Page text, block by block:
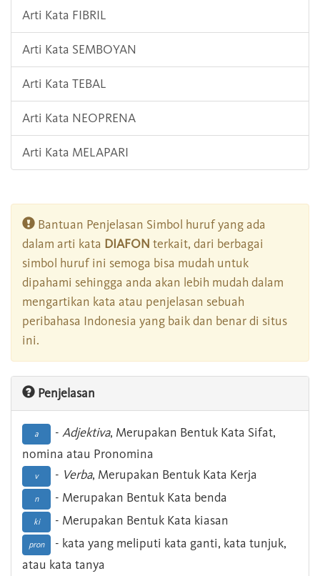
Arti Kata FIBRIL
Arti Kata SEMBOYAN
Arti Kata TEBAL
Arti Kata NEOPRENA
Arti Kata MELAPARI
Bantuan Penjelasan Simbol huruf yang ada
dalam arti kata DIAFON terkait, dari berbagai
simbol huruf ini semoga bisa mudah untuk
dipahami sehingga anda akan lebih mudah dalam
mengartikan kata atau penjelasan sebuah
peribahasa Indonesia yang baik dan benar di situs
ini.
Penjelasan
a - Adjektiva, Merupakan Bentuk Kata Sifat,
nomina atau Pronomina
v - Verba, Merupakan Bentuk Kata Kerja
n - Merupakan Bentuk Kata benda
ki - Merupakan Bentuk Kata kiasan
pron
- kata yang meliputi kata ganti, kata tunjuk,
atau kata tanya